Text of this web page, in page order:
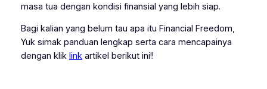
masa tua dengan kondisi finansial yang lebih siap.
Bagi kalian yang belum tau apa itu Financial Freedom,
Yuk simak panduan lengkap serta cara mencapainya
dengan klik linkartikel berikut ini!!